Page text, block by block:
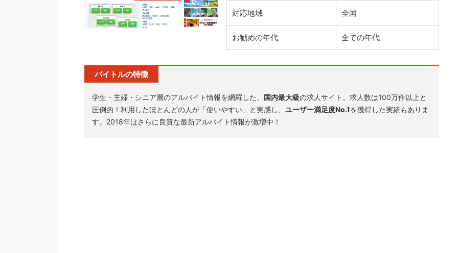
対応地域 全国
お勧めの年代 全ての年代
バイトルの特徴
学生・主婦・シニア層のアルバイト情報を網羅した、 国内最大級の求人サイト。求人数は100万件以上と
圧倒的！利用したほとんどの人が「使いやすい」と実感し、 ユーザー満足度No.1を獲得した実績もありま
す。2018年はさらに良質な最新アルバイト情報が激増中！